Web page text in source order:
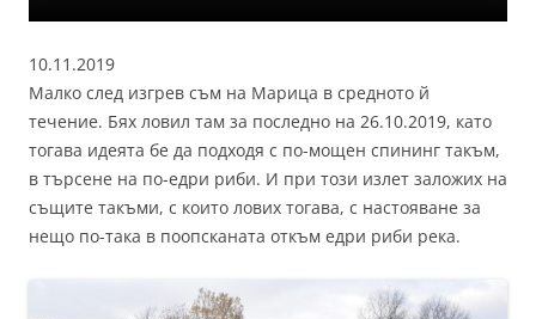
10.11.2019
Малко след изгрев съм на Марица в средното й
течение. Бях ловил там за последно на 26.10.2019, като
тогава идеята бе да подходя с по-мощен спининг такъм,
в търсене на по-едри риби. И при този излет заложих на
същите такъми, с които лових тогава, с настояване за
нещо по-така в поопсканата откъм едри риби река.